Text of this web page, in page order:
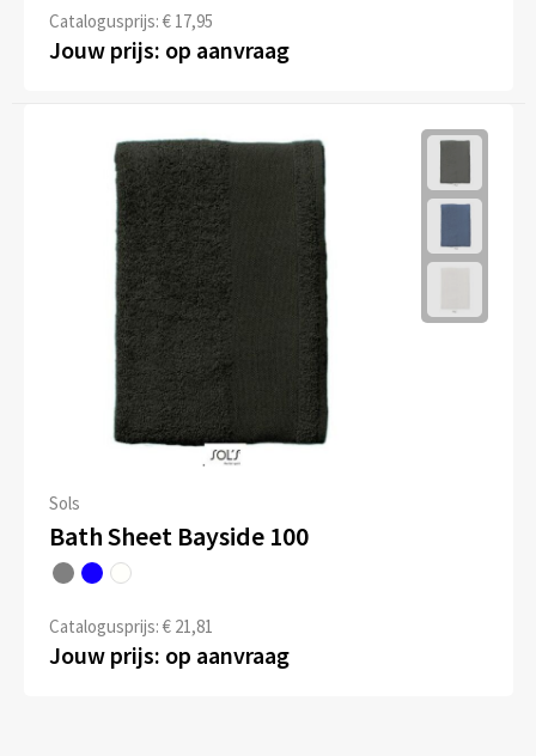
Catalogusprijs: € 17,95
Jouw prijs: op aanvraag
Sols
Bath Sheet Bayside 100
Catalogusprijs: € 21,81
Jouw prijs: op aanvraag